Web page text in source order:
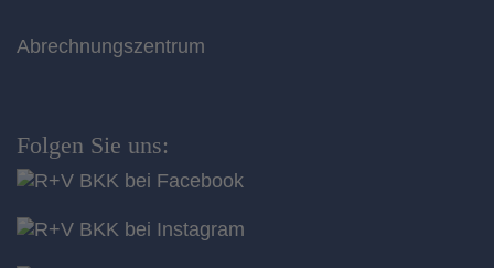
Abrechnungszentrum
Folgen Sie uns: